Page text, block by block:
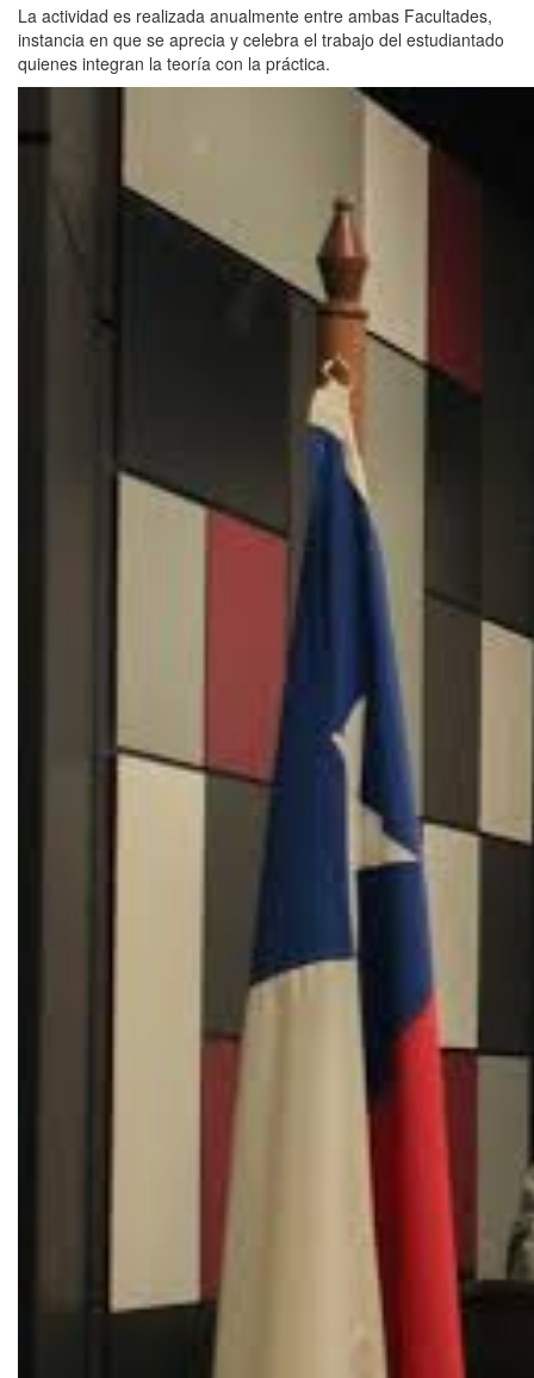
La actividad es realizada anualmente entre ambas Facultades,
instancia en que se aprecia y celebra el trabajo del estudiantado
quienes integran la teoría con la práctica.